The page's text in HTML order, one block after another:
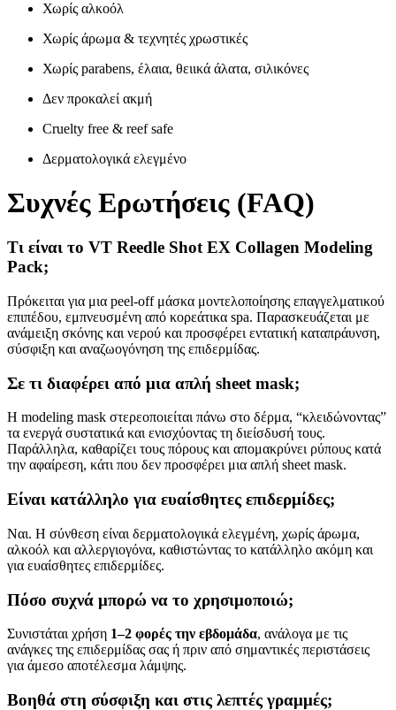
Χωρίς αλκοόλ
Χωρίς άρωμα & τεχνητές χρωστικές
Χωρίς parabens, έλαια, θειικά άλατα, σιλικόνες
Δεν προκαλεί ακμή
Cruelty free & reef safe
Δερματολογικά ελεγμένο
Συχνές Ερωτήσεις (FAQ)
Τι είναι το VT Reedle Shot EX Collagen Modeling
Pack;
Πρόκειται για μια peel-off μάσκα μοντελοποίησης επαγγελματικού
επιπέδου, εμπνευσμένη από κορεάτικα spa. Παρασκευάζεται με
ανάμειξη σκόνης και νερού και προσφέρει εντατική καταπράυνση,
σύσφιξη και αναζωογόνηση της επιδερμίδας.
Σε τι διαφέρει από μια απλή sheet mask;
Η modeling mask στερεοποιείται πάνω στο δέρμα, “κλειδώνοντας”
τα ενεργά συστατικά και ενισχύοντας τη διείσδυσή τους.
Παράλληλα, καθαρίζει τους πόρους και απομακρύνει ρύπους κατά
την αφαίρεση, κάτι που δεν προσφέρει μια απλή sheet mask.
Είναι κατάλληλο για ευαίσθητες επιδερμίδες;
Ναι. Η σύνθεση είναι δερματολογικά ελεγμένη, χωρίς άρωμα,
αλκοόλ και αλλεργιογόνα, καθιστώντας το κατάλληλο ακόμη και
για ευαίσθητες επιδερμίδες.
Πόσο συχνά μπορώ να το χρησιμοποιώ;
Συνιστάται χρήση 1–2 φορές την εβδομάδα, ανάλογα με τις
ανάγκες της επιδερμίδας σας ή πριν από σημαντικές περιστάσεις
για άμεσο αποτέλεσμα λάμψης.
Βοηθά στη σύσφιξη και στις λεπτές γραμμές;